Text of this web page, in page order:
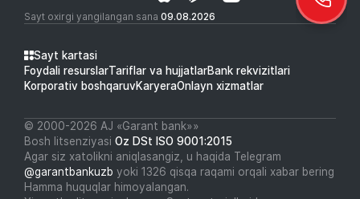
Sayt oxirgi yangilangan sana 09.08.2026
Sayt kartasi
Foydali resurslarTariflar va hujjatlarBank rekvizitlari
Korporativ boshqaruvKaryeraOnlayn xizmatlar
© 2000-2026 АJ «Garant bank»»
Bosh litsenziyasi Oz DSt ISO 9001:2015
Agar siz xatolikni aniqlasangiz, u haqida Telegram
@garantbankuzb yoki 1326 qisqa raqami orqali xabar bering
Hamma huquqlar himoyalangan.